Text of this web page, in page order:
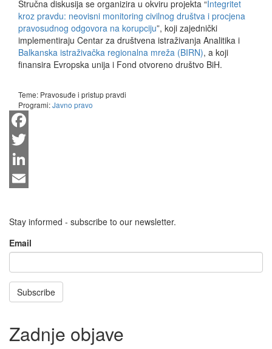
Stručna diskusija se organizira u okviru projekta “Integritet
kroz pravdu: neovisni monitoring civilnog društva i procjena
pravosudnog odgovora na korupciju”, koji zajednički
implementiraju Centar za društvena istraživanja Analitika i
Balkanska istraživačka regionalna mreža (BIRN), a koji
finansira Evropska unija i Fond otvoreno društvo BiH.
Teme: Pravosuđe i pristup pravdi
Programi:Javno pravo
Facebook
Twitter
LinkedIn
Stay informed - subscribe to our newsletter.
Email
Subscribe
Zadnje objave